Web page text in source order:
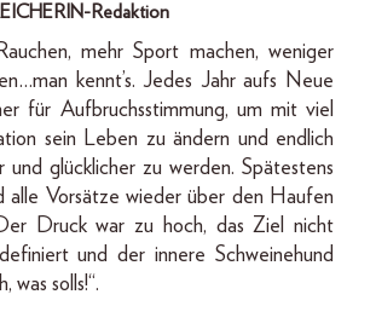
Redaktion
mehr Sport machen, weniger
kennt’s. Jedes Jahr aufs Neue
für Aufbruchsstimmung, um mit viel
sein Leben zu ändern und endlich
und glücklicher zu werden. Spätestens
alle Vorsätze wieder über den Haufen
Druck war zu hoch, das Ziel nicht
und der innere Schweinehund
was solls!“.